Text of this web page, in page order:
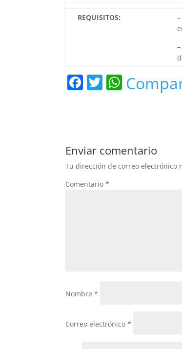
REQUISITOS:
F
b
o
o
k
T W
A
p
p
Enviar comentario
Tu dirección de correo electrónico
Comentario*
Nombre*
Correo electrónico*